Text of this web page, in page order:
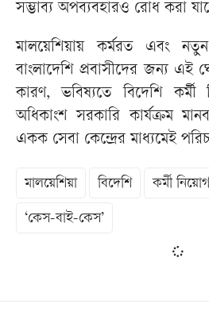
সম্ভাব্য অপব্যবহারও রোধ করা
মালয়েশিয়ায় কর্মরত এবং
বাংলাদেশি প্রবাসীদের জন্য এই
কারণ, ভবিষ্যতে বিদেশি কর্মী
অধিকাংশ সরকারি কার্যক্রম
একক সেবা কেন্দ্রের মাধ্যমেই
মালয়েশিয়া বিদেশি কর্মী নিয়োগ
‘কেস-বাই-কেস’